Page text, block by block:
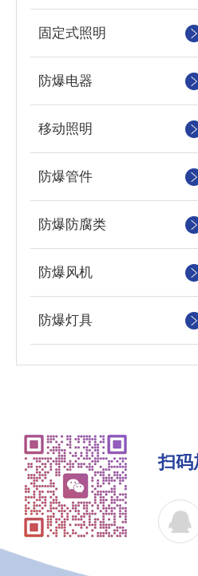
固定式照明
防爆电器
移动照明
防爆管件
防爆防腐类
防爆风机
防爆灯具
扫码